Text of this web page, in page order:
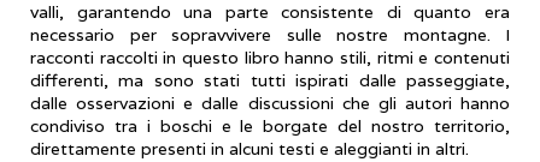
valli, garantendo una parte consistente di quanto era
necessario per sopravvivere sulle nostre montagne. I
racconti raccolti in questo libro hanno stili, ritmi e contenuti
differenti, ma sono stati tutti ispirati dalle passeggiate,
dalle osservazioni e dalle discussioni che gli autori hanno
condiviso tra i boschi e le borgate del nostro territorio,
direttamente presenti in alcuni testi e aleggianti in altri.